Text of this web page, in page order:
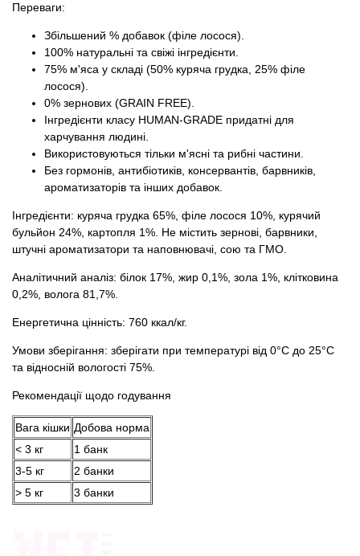
Переваги:
Збільшений % добавок (філе лосося).
100% натуральні та свіжі інгредієнти.
75% м'яса у складі (50% куряча грудка, 25% філе
лосося).
0% зернових (GRAIN FREE).
Інгредієнти класу HUMAN-GRADE придатні для
харчування людині.
Використовуються тільки м'ясні та рибні частини.
Без гормонів, антибіотиків, консервантів, барвників,
ароматизаторів та інших добавок.
Інгредієнти: куряча грудка 65%, філе лосося 10%, курячий
бульйон 24%, картопля 1%. Не містить зернові, барвники,
штучні ароматизатори та наповнювачі, сою та ГМО.
Аналітичний аналіз: білок 17%, жир 0,1%, зола 1%, клітковина
0,2%, волога 81,7%.
Енергетична цінність: 760 ккал/кг.
Умови зберігання: зберігати при температурі від 0°С до 25°С
та відносній вологості 75%.
Рекомендації щодо годування
Вага кішки Добова норма
< 3 кг
1 банк
3-5 кг
2 банки
> 5 кг
3 банки